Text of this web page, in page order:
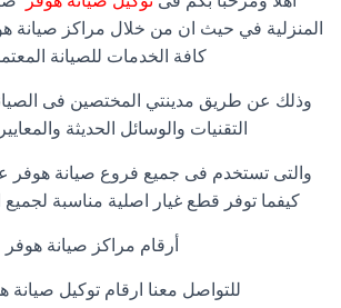
المنزلية في حيث ان من خلال مراكز
كافة الخدمات للصيانة
وذلك عن طريق مدينتي المختصين فى
التقنيات والوسائل الحديثة
والتى تستخدم فى جميع فروع صيانة هوفر
كيفما توفر قطع غيار اصلية مناسبة
أرقام مراكز صيانة هوفر
للتواصل معنا ارقام توكيل